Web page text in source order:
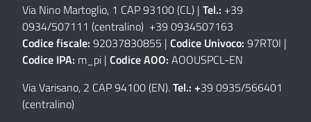
Via Nino Martoglio, 1 CAP 93100 (CL) | Tel.: +39
0934/507111 (centralino) +39 0934507163
Codice fiscale: 92037830855 | Codice Univoco: 97RT0I |
Codice IPA: m_pi | Codice AOO: AOOUSPCL-EN
Via Varisano, 2 CAP 94100 (EN).Tel.: +39 0935/566401
(centralino)